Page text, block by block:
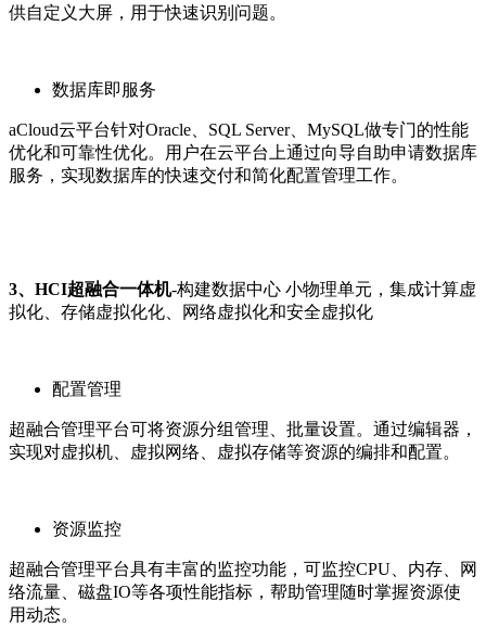
供自定义大屏，用于快速识别问题。
数据库即服务
aCloud云平台针对Oracle、SQL Server、MySQL做专门的性能
优化和可靠性优化。用户在云平台上通过向导自助申请数据库
服务，实现数据库的快速交付和简化配置管理工作。
3、HCI超融合一体机-构建数据中心 小物理单元，集成计算虚
拟化、存储虚拟化化、网络虚拟化和安全虚拟化
配置管理
超融合管理平台可将资源分组管理、批量设置。通过编辑器，
实现对虚拟机、虚拟网络、虚拟存储等资源的编排和配置。
资源监控
超融合管理平台具有丰富的监控功能，可监控CPU、内存、网
络流量、磁盘IO等各项性能指标，帮助管理随时掌握资源使
用动态。